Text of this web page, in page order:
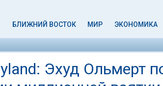
БЛИЖНИЙ ВОСТОК МИР ЭКОНОМИКА
Эхуд Ольмерт